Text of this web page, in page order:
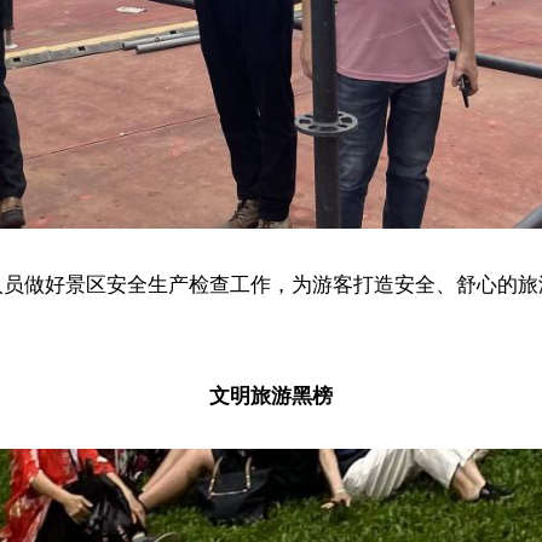
做好景区安全生产检查工作，为游客打造安全、舒心的
文明旅游黑榜